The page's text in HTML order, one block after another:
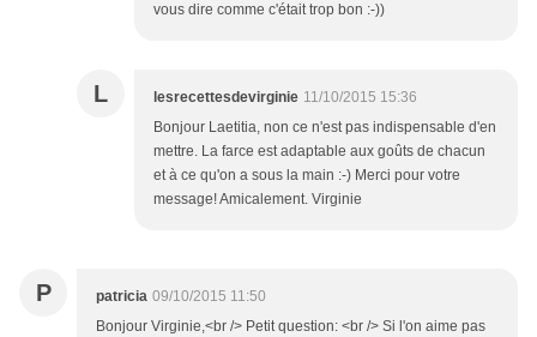
vous dire comme c'était trop bon :-))
L lesrecettesdevirginie 11/10/2015 15:36
Bonjour Laetitia, non ce n'est pas indispensable d'en
mettre. La farce est adaptable aux goûts de chacun
et à ce qu'on a sous la main :-) Merci pour votre
message! Amicalement. Virginie
P patricia 09/10/2015 11:50
Bonjour Virginie,<br /> Petit question: <br /> Si l'on aime pas